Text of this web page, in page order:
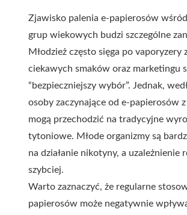
Zjawisko palenia e-papierosów wśród
grup wiekowych budzi szczególne
Młodzież często sięga po vaporyzery
ciekawych smaków oraz marketingu
“bezpieczniejszy wybór”. Jednak,
osoby zaczynające od e-papierosów z
mogą przechodzić na tradycyjne
tytoniowe. Młode organizmy są
na działanie nikotyny, a uzależnienie
szybciej.
Warto zaznaczyć, że regularne
papierosów może negatywnie